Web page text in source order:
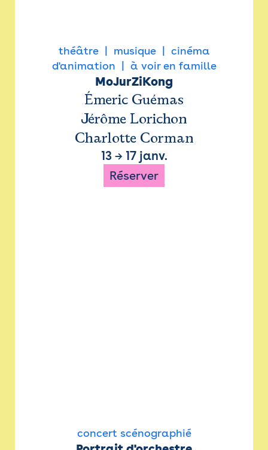
théâtre musique
cinéma
d'animation
à voir en famille
MoJurZiKong
Émeric Guémas
Jérôme Lorichon
Charlotte Corman
13→ 17 janv.
Réserver
concert scénographié